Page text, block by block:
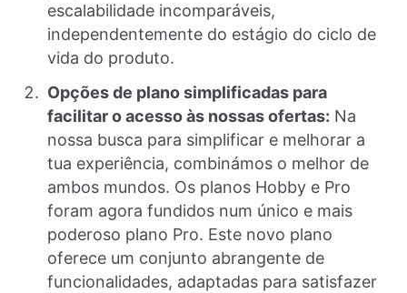
escalabilidade incomparáveis,
independentemente do estágio do ciclo de
vida do produto.
Opções de plano simplificadas para
facilitar o acesso às nossas ofertas: Na
nossa busca para simplificar e melhorar a
tua experiência, combinámos o melhor de
ambos mundos. Os planos Hobby e Pro
foram agora fundidos num único e mais
poderoso plano Pro. Este novo plano
oferece um conjunto abrangente de
funcionalidades, adaptadas para satisfazer